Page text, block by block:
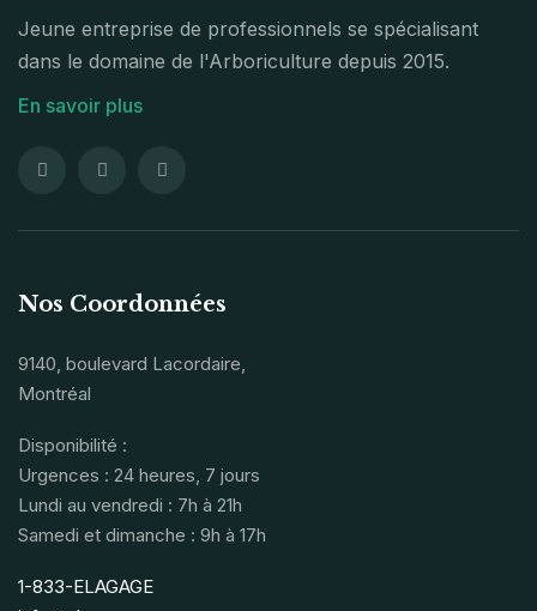
Jeune entreprise de professionnels se spécialisant
dans le domaine de l'Arboriculture depuis 2015.
En savoir plus
Nos Coordonnées
9140, boulevard Lacordaire,
Montréal
Disponibilité :
Urgences : 24 heures, 7 jours
Lundi au vendredi : 7h à 21h
Samedi et dimanche : 9h à 17h
1-833-ELAGAGE